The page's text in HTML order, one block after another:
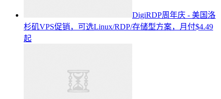
DigiRDP周年庆 - 美国洛
杉矶VPS促销，可选Linux/RDP/存储型方案，月付$4.49
起